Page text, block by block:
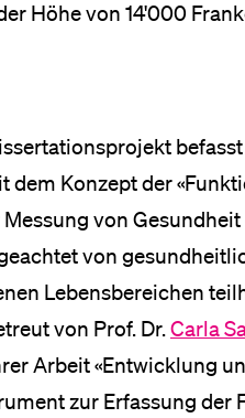
Höhe von 14'000
dem Konzept der
von
von
Lebensbereichen
von Prof. Dr.Carla
Arbeit «Entwicklung
zur Erfassung der